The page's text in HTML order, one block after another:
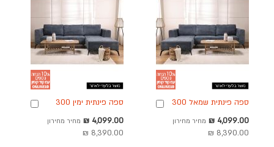
ספה פינתית שמאל 300
מחיר
מבצע
4,099.00 ₪ מחיר מחירון
8,390.00 ₪
הוספה
ספה פינתית ימין 300
מחיר
מבצע
4,099.00 ₪ מחיר מחירון
8,390.00 ₪
הוספה